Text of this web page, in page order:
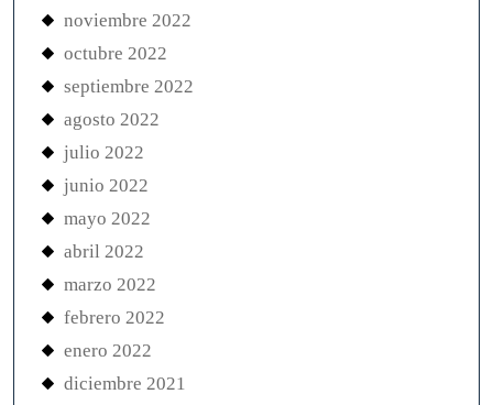
noviembre 2022
octubre 2022
septiembre 2022
agosto 2022
julio 2022
junio 2022
mayo 2022
abril 2022
marzo 2022
febrero 2022
enero 2022
diciembre 2021